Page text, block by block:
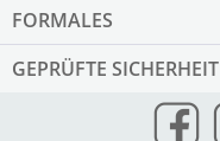
FORMALES
GEPRÜFTE SICHERHEIT